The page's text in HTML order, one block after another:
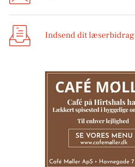
Indsend dit læserbidrag